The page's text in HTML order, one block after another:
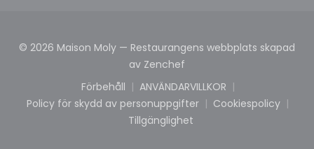
© 2026 Maison Moly — Restaurangens webbplats skapad
av Zenchef
Förbehåll
((öppnas i ett nytt fönster))
ANVÄNDARVILLKOR
((öppnas i ett nytt
Policy för skydd av personuppgifter
((öppnas i ett nytt fönster))
Cookiespolicy
((öppnas i
Tillgänglighet
((öppnas i ett nytt fönster))